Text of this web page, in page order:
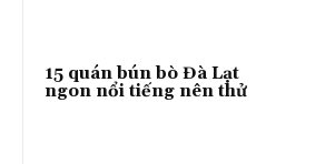
15 quán bún bò Đà Lạt
ngon nổi tiếng nên thử